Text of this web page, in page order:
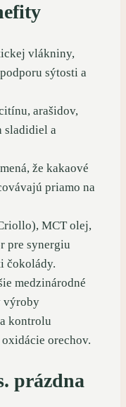
vlákniny,
sýtosti a
arašidov,
sladidiel a
že kakaové
priamo na
MCT olej,
pre synergiu
čokolády.
medzinárodné
výroby
kontrolu
orechov.
prázdna